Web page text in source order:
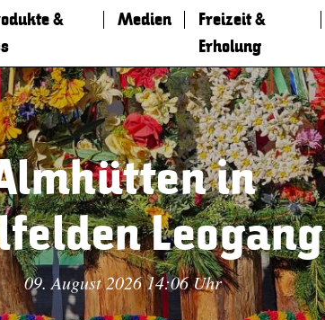
&
Medien
Freizeit &
Erholung
in
Leogang
09. August 2026 14:06 Uhr